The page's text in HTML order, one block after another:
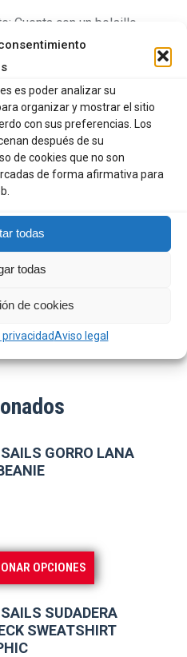
es poder analizar su
organizar y mostrar el sitio
con sus preferencias. Los
después de su
de cookies que no son
de forma afirmativa para
todas
todas
de cookies
Aviso legal
Cuenta con un bolsillo
de uso frecuente y
malla para separar lo más
con cremalleras YKK® y
Hansen, ofrece un cierre
manos frías o húmedas.
195g, añade
innecesaria a tu equipaje.
fin de semana o una
mantiene tu higiene
GORRO LANA
OPCIONES
producto
tiene
múltiples
SUDADERA
SWEATSHIRT